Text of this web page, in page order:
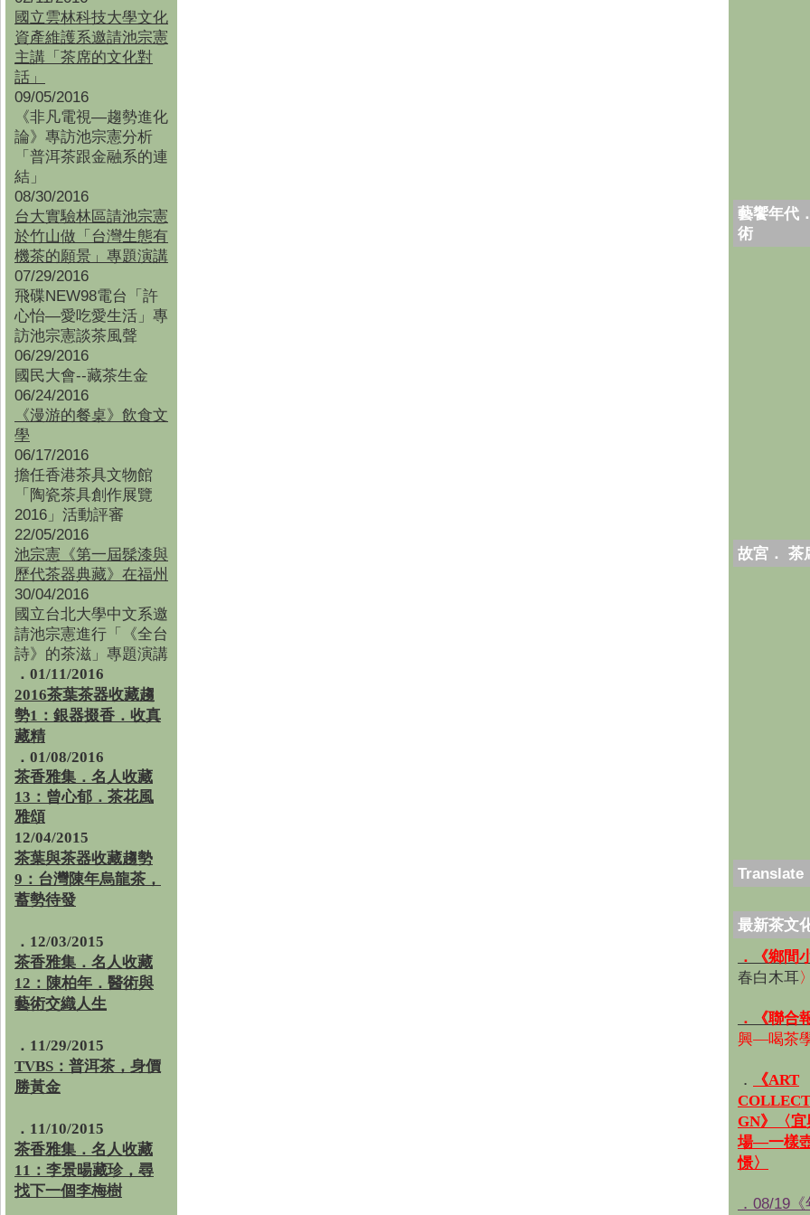
國立雲林科技大學文化
資產維護系邀請池宗憲
主講「茶席的文化對
話」
09/05/2016
《非凡電視—趨勢進化
論》專訪池宗憲分析
「普洱茶跟金融系的連
結」
08/30/2016
台大實驗林區請池宗憲
於竹山做「台灣生態有
機茶的願景」專題演講
07/29/2016
飛碟NEW98電台「許
心怡—愛吃愛生活」專
訪池宗憲談茶風聲
06/29/2016
國民大會--藏茶生金
06/24/2016
《漫游的餐桌》飲食文
學
06/17/2016
擔任香港茶具文物館
「陶瓷茶具創作展覽
2016」活動評審
22/05/2016
池宗憲《第一屆髹漆與
歷代茶器典藏》在福州
30/04/2016
國立台北大學中文系邀
請池宗憲進行「《全台
詩》的茶滋」專題演講
．01/11/2016
2016茶葉茶器收藏趨
勢1：銀器掇香．收真
藏精
．01/08/2016
茶香雅集 ． 名人收藏
13：曾心郁．茶花風
雅頌
12/04/2015
茶葉與茶器收藏趨勢
9：台灣陳年烏龍茶，
蓄勢待發
．12/03/2015
茶香雅集．名人收藏
12：陳柏年．醫術與
藝術交織人生
．11/29/2015
TVBS：普洱茶，身價
勝黃金
．11/10/2015
茶香雅集．名人收藏
11：李景暘藏珍，尋
找下一個李梅樹
藝饗年代
術
故宮． 茶
Translate
最新茶文
．《鄉間
春白木耳〉
．《聯合
興—喝茶
．
《ART
GN》〈
場—一樣
憬〉
．08/19